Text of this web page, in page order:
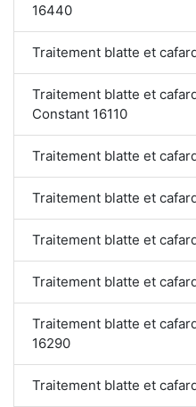
16440
Traitement blatte et
Traitement blatte et
Constant 16110
Traitement blatte et
Traitement blatte et
Traitement blatte et
Traitement blatte et
Traitement blatte et
16290
Traitement blatte et